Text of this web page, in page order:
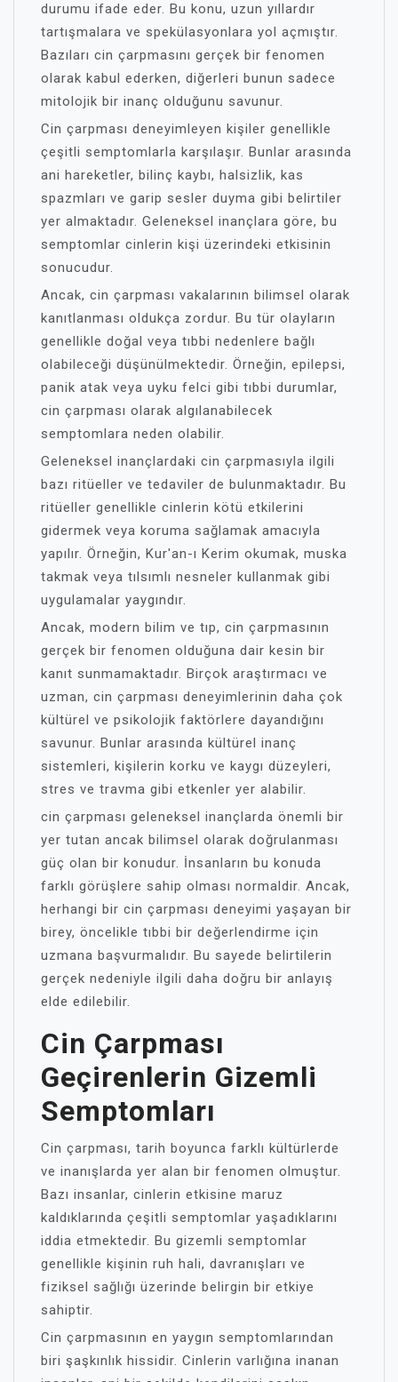
durumu ifade eder. Bu konu, uzun yıllardır
tartışmalara ve spekülasyonlara yol açmıştır.
Bazıları cin çarpmasını gerçek bir fenomen
olarak kabul ederken, diğerleri bunun sadece
mitolojik bir inanç olduğunu savunur.
Cin çarpması deneyimleyen kişiler genellikle
çeşitli semptomlarla karşılaşır. Bunlar arasında
ani hareketler, bilinç kaybı, halsizlik, kas
spazmları ve garip sesler duyma gibi belirtiler
yer almaktadır. Geleneksel inançlara göre, bu
semptomlar cinlerin kişi üzerindeki etkisinin
sonucudur.
Ancak, cin çarpması vakalarının bilimsel olarak
kanıtlanması oldukça zordur. Bu tür olayların
genellikle doğal veya tıbbi nedenlere bağlı
olabileceği düşünülmektedir. Örneğin, epilepsi,
panik atak veya uyku felci gibi tıbbi durumlar,
cin çarpması olarak algılanabilecek
semptomlara neden olabilir.
Geleneksel inançlardaki cin çarpmasıyla ilgili
bazı ritüeller ve tedaviler de bulunmaktadır. Bu
ritüeller genellikle cinlerin kötü etkilerini
gidermek veya koruma sağlamak amacıyla
yapılır. Örneğin, Kur'an-ı Kerim okumak, muska
takmak veya tılsımlı nesneler kullanmak gibi
uygulamalar yaygındır.
Ancak, modern bilim ve tıp, cin çarpmasının
gerçek bir fenomen olduğuna dair kesin bir
kanıt sunmamaktadır. Birçok araştırmacı ve
uzman, cin çarpması deneyimlerinin daha çok
kültürel ve psikolojik faktörlere dayandığını
savunur. Bunlar arasında kültürel inanç
sistemleri, kişilerin korku ve kaygı düzeyleri,
stres ve travma gibi etkenler yer alabilir.
cin çarpması geleneksel inançlarda önemli bir
yer tutan ancak bilimsel olarak doğrulanması
güç olan bir konudur. İnsanların bu konuda
farklı görüşlere sahip olması normaldir. Ancak,
herhangi bir cin çarpması deneyimi yaşayan bir
birey, öncelikle tıbbi bir değerlendirme için
uzmana başvurmalıdır. Bu sayede belirtilerin
gerçek nedeniyle ilgili daha doğru bir anlayış
elde edilebilir.
Cin Çarpması
Geçirenlerin Gizemli
Semptomları
Cin çarpması, tarih boyunca farklı kültürlerde
ve inanışlarda yer alan bir fenomen olmuştur.
Bazı insanlar, cinlerin etkisine maruz
kaldıklarında çeşitli semptomlar yaşadıklarını
iddia etmektedir. Bu gizemli semptomlar
genellikle kişinin ruh hali, davranışları ve
fiziksel sağlığı üzerinde belirgin bir etkiye
sahiptir.
Cin çarpmasının en yaygın semptomlarından
biri şaşkınlık hissidir. Cinlerin varlığına inanan